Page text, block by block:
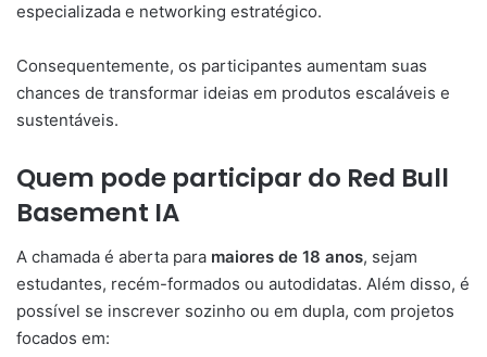
especializada e networking estratégico.
Consequentemente, os participantes aumentam suas
chances de transformar ideias em produtos escaláveis e
sustentáveis.
Quem pode participar do Red Bull
Basement IA
A chamada é aberta para maiores de 18 anos, sejam
estudantes, recém-formados ou autodidatas. Além disso, é
possível se inscrever sozinho ou em dupla, com projetos
focados em: